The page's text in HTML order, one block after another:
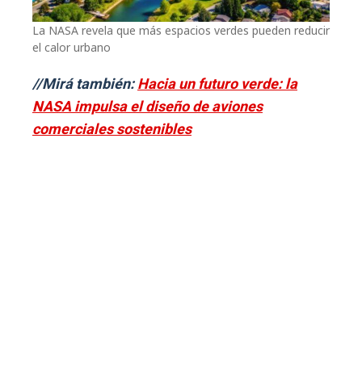
La NASA revela que más espacios verdes pueden reducir
el calor urbano
//Mirá también:Hacia un futuro verde: la
NASA impulsa el diseño de aviones
comerciales sostenibles